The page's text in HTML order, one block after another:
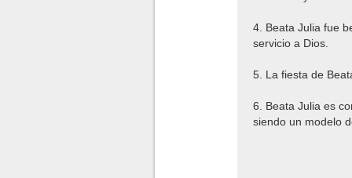
4. Beata Julia fue
servicio a Dios.
5. La fiesta de
6. Beata Julia es
siendo un modelo